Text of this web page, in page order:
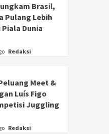
Brasil,
Pulang Lebih
Dunia
Redaksi
Meet &
Luís Figo
Juggling
Redaksi